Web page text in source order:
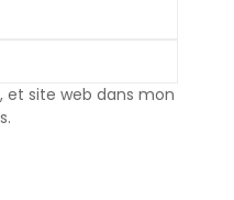
site web dans mon